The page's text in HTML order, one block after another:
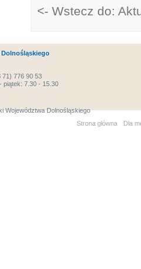
<- Wstecz do:
Dolnośląskiego
71) 776 90 53
piątek: 7.30 - 15.30
Województwa Dolnośląskiego
Strona główna
Dla